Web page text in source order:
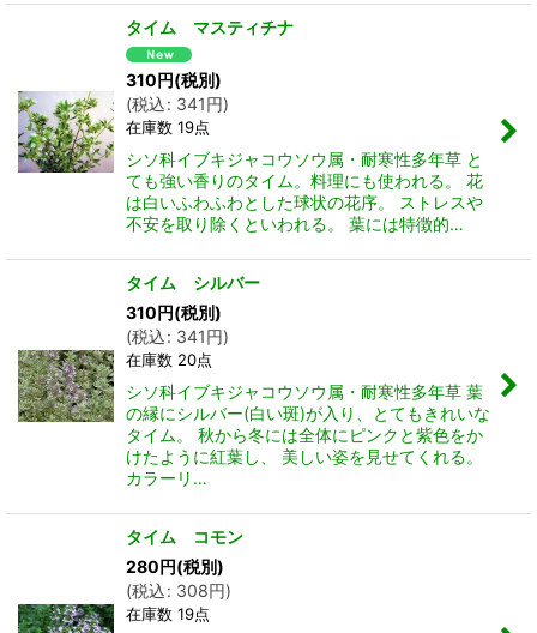
タイム マスティチナ
310円(税別)
(税込: 341円)
在庫数 19点
シソ科イブキジャコウソウ属・耐寒性多年草 と
ても強い香りのタイム。料理にも使われる。 花
は白いふわふわとした球状の花序。 ストレスや
不安を取り除くといわれる。 葉には特徴的…
タイム シルバー
310円(税別)
(税込: 341円)
在庫数 20点
シソ科イブキジャコウソウ属・耐寒性多年草 葉
の縁にシルバー(白い斑)が入り、とてもきれいな
タイム。 秋から冬には全体にピンクと紫色をか
けたように紅葉し、 美しい姿を見せてくれる。
カラーリ…
タイム コモン
280円(税別)
(税込: 308円)
在庫数 19点